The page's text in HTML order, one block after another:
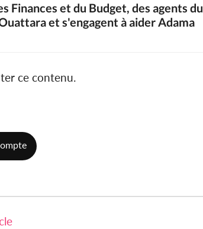
Finances et du Budget, des agents du
et s'engagent à aider Adama
ce contenu.